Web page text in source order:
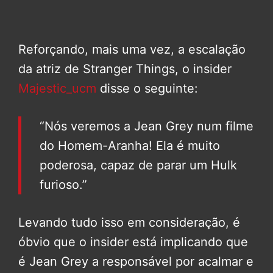
Reforçando, mais uma vez, a escalação
da atriz de Stranger Things, o insider
Majestic_ucm disse o seguinte:
“Nós veremos a Jean Grey num filme
do Homem-Aranha! Ela é muito
poderosa, capaz de parar um Hulk
furioso.”
Levando tudo isso em consideração, é
óbvio que o insider está implicando que
é Jean Grey a responsável por acalmar e